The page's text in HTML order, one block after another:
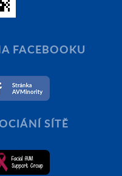
FACEBOOKU
SÍTĚ